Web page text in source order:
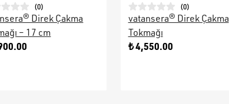
(0)
Direk Çakma
– 17 cm
(0)
vatansera® Direk Çakma
Tokmağı
₺ 4,550.00